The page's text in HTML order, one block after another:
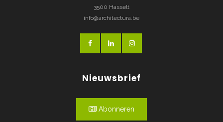
3500 Hasselt
info@architectura.be
Nieuwsbrief
Abonneren